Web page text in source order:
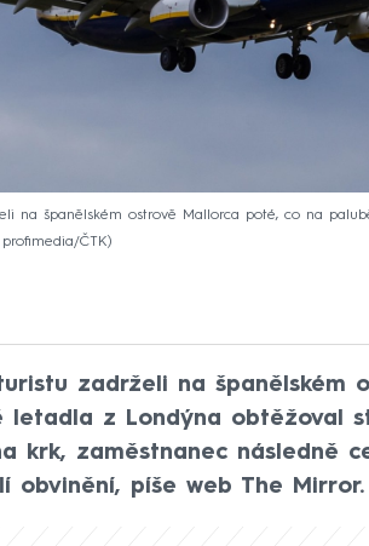
na španělském ostrově Mallorca poté, co na
ČTK
zadrželi na španělském
letadla z Londýna obtěžoval
krk, zaměstnanec následně
obvinění, píše web The Mirror.